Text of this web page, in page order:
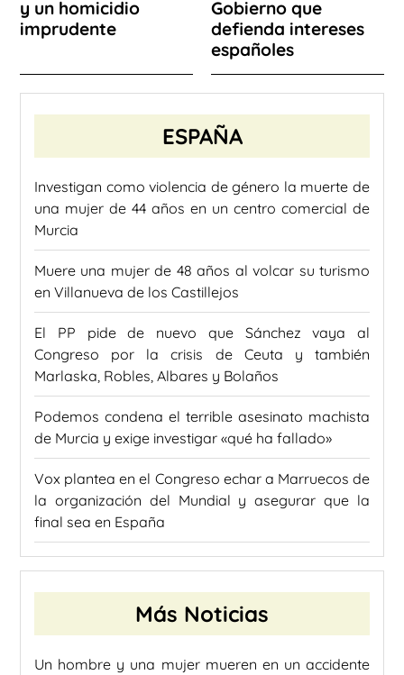
y un homicidio
imprudente
Gobierno que
defienda intereses
españoles
ESPAÑA
Investigan como violencia de género la muerte de
una mujer de 44 años en un centro comercial de
Murcia
Muere una mujer de 48 años al volcar su turismo
en Villanueva de los Castillejos
El PP pide de nuevo que Sánchez vaya al
Congreso por la crisis de Ceuta y también
Marlaska, Robles, Albares y Bolaños
Podemos condena el terrible asesinato machista
de Murcia y exige investigar «qué ha fallado»
Vox plantea en el Congreso echar a Marruecos de
la organización del Mundial y asegurar que la
final sea en España
Más Noticias
Un hombre y una mujer mueren en un accidente